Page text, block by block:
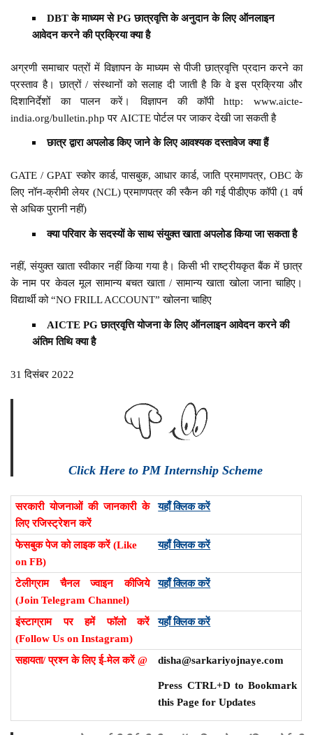
DBT के माध्यम से PG छात्रवृत्ति के अनुदान के लिए ऑनलाइन
आवेदन करने की प्रक्रिया क्या है
अग्रणी समाचार पत्रों में विज्ञापन के माध्यम से पीजी छात्रवृत्ति प्रदान करने का
प्रस्ताव है। छात्रों / संस्थानों को सलाह दी जाती है कि वे इस प्रक्रिया और
दिशानिर्देशों का पालन करें। विज्ञापन की कॉपी http: www.aicte-
india.org/bulletin.php पर AICTE पोर्टल पर जाकर देखी जा सकती है
छात्र द्वारा अपलोड किए जाने के लिए आवश्यक दस्तावेज क्या हैं
GATE / GPAT स्कोर कार्ड, पासबुक, आधार कार्ड, जाति प्रमाणपत्र, OBC के
लिए नॉन-क्रीमी लेयर (NCL) प्रमाणपत्र की स्कैन की गई पीडीएफ कॉपी (1 वर्ष
से अधिक पुरानी नहीं)
क्या परिवार के सदस्यों के साथ संयुक्त खाता अपलोड किया जा सकता है
नहीं, संयुक्त खाता स्वीकार नहीं किया गया है। किसी भी राष्ट्रीयकृत बैंक में छात्र
के नाम पर केवल मूल सामान्य बचत खाता / सामान्य खाता खोला जाना चाहिए।
विद्यार्थी को “NO FRILL ACCOUNT” खोलना चाहिए
AICTE PG छात्रवृत्ति योजना के लिए ऑनलाइन आवेदन करने की
अंतिम तिथि क्या है
31 दिसंबर 2022
Click Here to PM Internship Scheme
सरकारी योजनाओं की जानकारी के
लिए रजिस्ट्रेशन करें
यहाँ क्लिक करें
फेसबुक पेज को लाइक करें (Like
on FB)
यहाँ क्लिक करें
टेलीग्राम चैनल ज्वाइन कीजिये
(Join Telegram Channel)
यहाँ क्लिक करें
इंस्टाग्राम पर हमें फॉलो करें
(Follow Us on Instagram)
यहाँ क्लिक करें
सहायता/ प्रश्न के लिए ई-मेल करें @ disha@sarkariyojnaye.com
Press CTRL+D to Bookmark
this Page for Updates